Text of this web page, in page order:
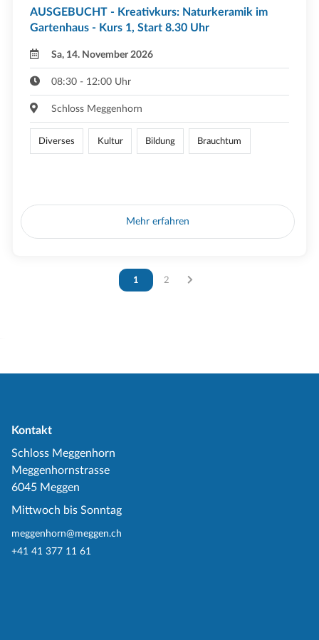
AUSGEBUCHT - Kreativkurs: Naturkeramik im
Gartenhaus - Kurs 1, Start 8.30 Uhr
Sa, 14. November 2026
08:30 - 12:00 Uhr
Schloss Meggenhorn
Diverses Kultur Bildung Brauchtum
Mehr erfahren
Vous êtes sur la page
1 Vous êtes sur la page
2
Kontakt
Schloss Meggenhorn
Meggenhornstrasse
6045 Meggen
Mittwoch bis Sonntag
meggenhorn@meggen.ch
+41 41 377 11 61